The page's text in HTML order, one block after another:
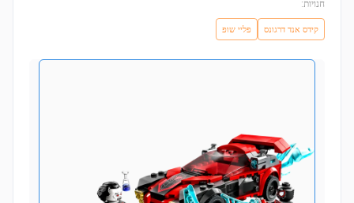
חנויות:
קידס אנד דרגונס פליי שופ